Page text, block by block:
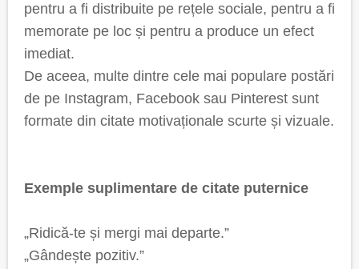
pentru a fi distribuite pe rețele sociale, pentru a fi
memorate pe loc și pentru a produce un efect
imediat.
De aceea, multe dintre cele mai populare postări
de pe Instagram, Facebook sau Pinterest sunt
formate din citate motivaționale scurte și vizuale.
Exemple suplimentare de citate puternice
„Ridică-te și mergi mai departe.”
„Gândește pozitiv.”